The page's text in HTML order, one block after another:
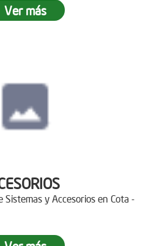
Ver más
Sistemas y Accesorios en Cota -